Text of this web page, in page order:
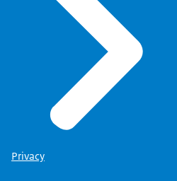
Privacy